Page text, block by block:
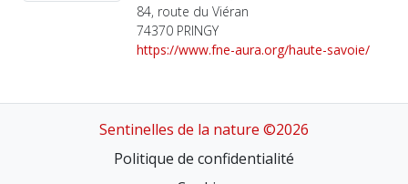
84, route du Viéran
74370 PRINGY
https://www.fne-aura.org/haute-savoie/
Sentinelles de la nature ©2026
Politique de confidentialité